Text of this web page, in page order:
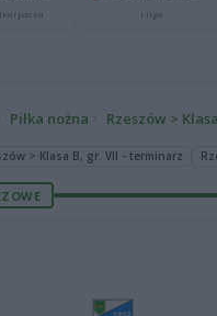
I liga
Piłka nożna Rzeszów >
> Klasa B, gr. VII - terminarz